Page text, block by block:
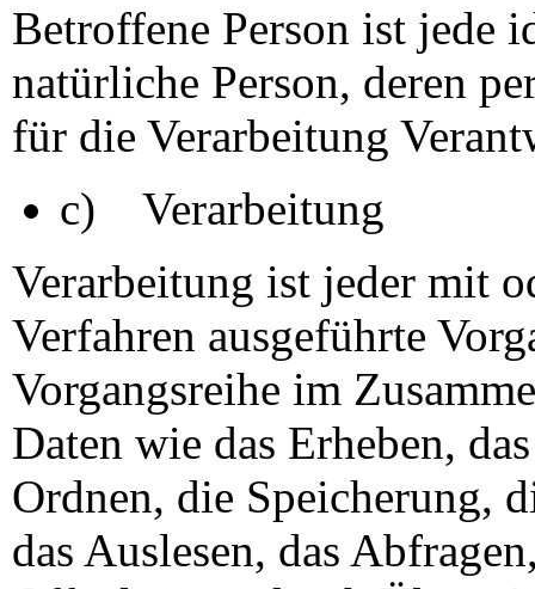
Betroffene Person ist jede
natürliche Person, deren
für die Verarbeitung
c) Verarbeitung
Verarbeitung ist jeder mit
Verfahren ausgeführte
Vorgangsreihe im
Daten wie das Erheben,
Ordnen, die Speicherung,
das Auslesen, das